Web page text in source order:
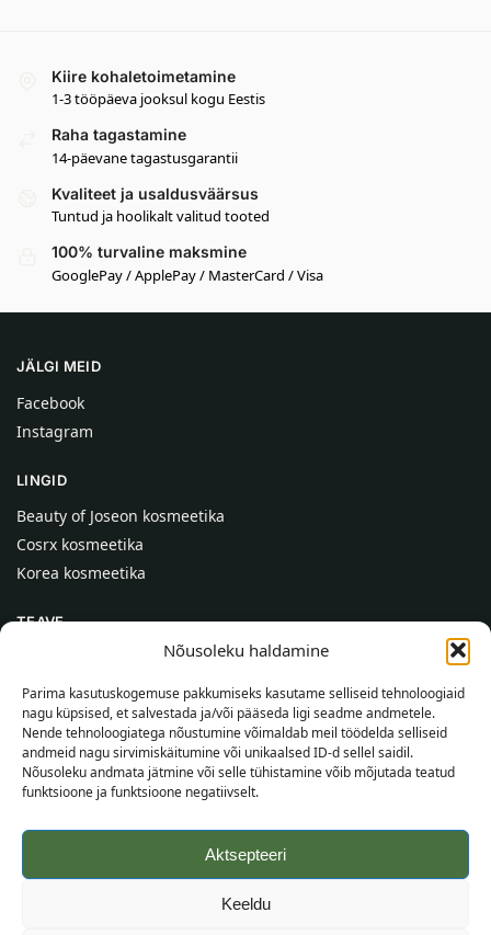
Nõusoleku haldamine
Parima kasutuskogemuse pakkumiseks kasutame selliseid tehnoloogiaid
nagu küpsised, et salvestada ja/või pääseda ligi seadme andmetele.
Nende tehnoloogiatega nõustumine võimaldab meil töödelda selliseid
andmeid nagu sirvimiskäitumine või unikaalsed ID-d sellel saidil.
Nõusoleku andmata jätmine või selle tühistamine võib mõjutada teatud
funktsioone ja funktsioone negatiivselt.
Aktsepteeri
Keeldu
Kiire kohaletoimetamine
1-3 tööpäeva jooksul kogu Eestis
Raha tagastamine
14-päevane tagastusgarantii
Kvaliteet ja usaldusväärsus
Tuntud ja hoolikalt valitud tooted
100% turvaline maksmine
GooglePay / ApplePay / MasterCard / Visa
JÄLGI MEID
Facebook
Instagram
LINGID
Beauty of Joseon kosmeetika
Cosrx kosmeetika
Korea kosmeetika
TEAVE
Kontaktid
Abi
TEAVE OSTJALE
Tarnetingimused
Tingimused
Veebikaart